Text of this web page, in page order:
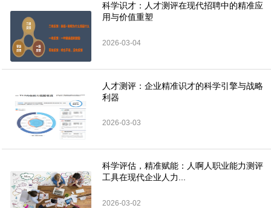
科学识才：人才测评在现代招聘中的精准应
用与价值重塑
2026-03-04
人才测评：企业精准识才的科学引擎与战略
利器
2026-03-03
科学评估，精准赋能：人啊人职业能力测评
工具在现代企业人力...
2026-03-02